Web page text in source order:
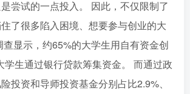
尝试的一点投入。 因此，不仅限制了
了很多陷入困境、想要参与创业的大
显示，约65%的大学生用自有资金创
学生通过银行贷款筹集资金。 而通过政
投资和导师投资基金分别占比2.9%、